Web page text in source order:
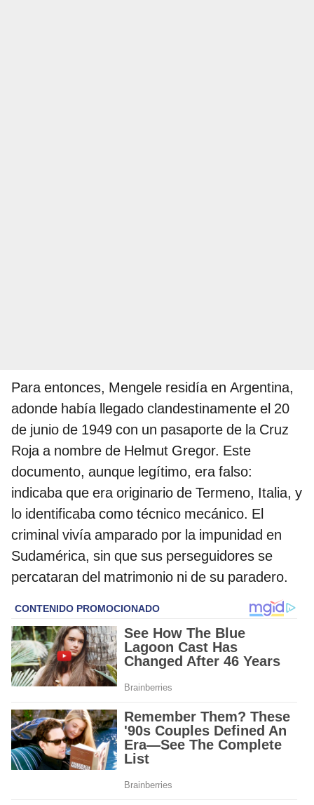
Para entonces, Mengele residía en Argentina,
adonde había llegado clandestinamente el 20
de junio de 1949 con un pasaporte de la Cruz
Roja a nombre de Helmut Gregor. Este
documento, aunque legítimo, era falso:
indicaba que era originario de Termeno, Italia, y
lo identificaba como técnico mecánico. El
criminal vivía amparado por la impunidad en
Sudamérica, sin que sus perseguidores se
percataran del matrimonio ni de su paradero.